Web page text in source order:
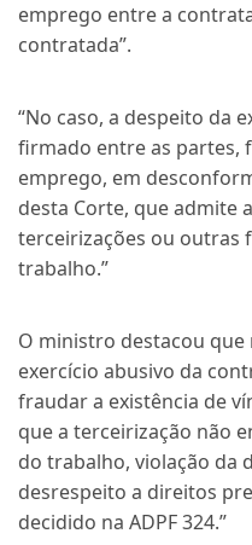
emprego entre a
contratada”.
“No caso, a despeito da
firmado entre as partes,
emprego, em
desta Corte, que admite
terceirizações ou outras
trabalho.”
O ministro destacou
exercício abusivo da
fraudar a existência de
que a terceirização não
do trabalho, violação da
desrespeito a direitos
decidido na ADPF 324.”